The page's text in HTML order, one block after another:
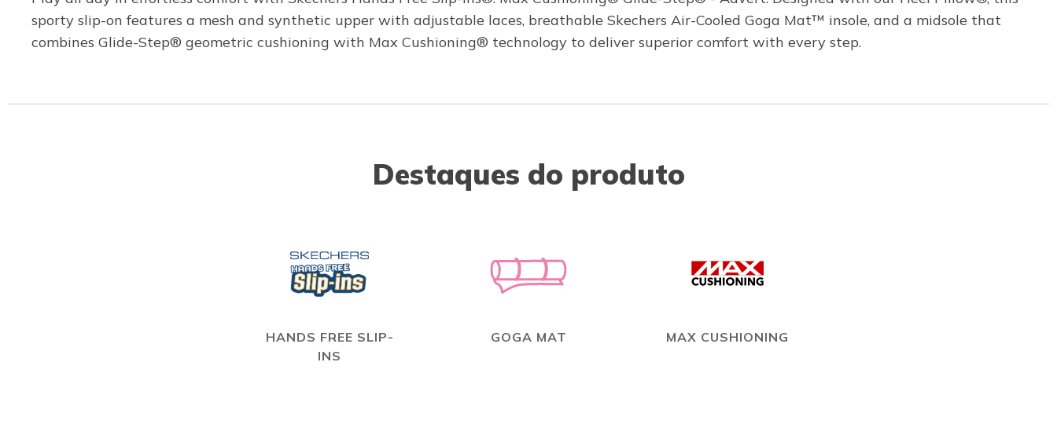
sporty slip-on features a mesh and synthetic upper with adjustable laces, breathable Skechers Air-Cooled Goga Mat™ insole, and a midsole that
combines Glide-Step® geometric cushioning with Max Cushioning® technology to deliver superior comfort with every step.
Destaques do produto
HANDS FREE SLIP-
INS
GOGA MAT MAX CUSHIONING